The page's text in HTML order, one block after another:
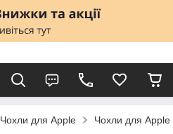
Чохли для Apple Чохли для Apple